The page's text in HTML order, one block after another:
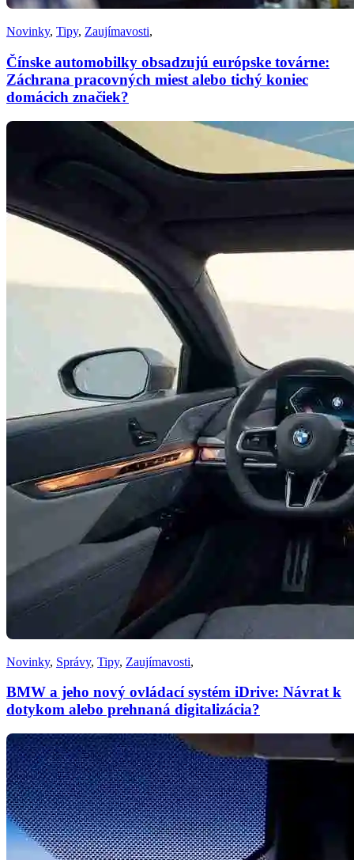
Novinky, Tipy, Zaujímavosti,
Čínske automobilky obsadzujú európske továrne:
Záchrana pracovných miest alebo tichý koniec
domácich značiek?
Novinky, Správy, Tipy, Zaujímavosti,
BMW a jeho nový ovládací systém iDrive: Návrat k
dotykom alebo prehnaná digitalizácia?